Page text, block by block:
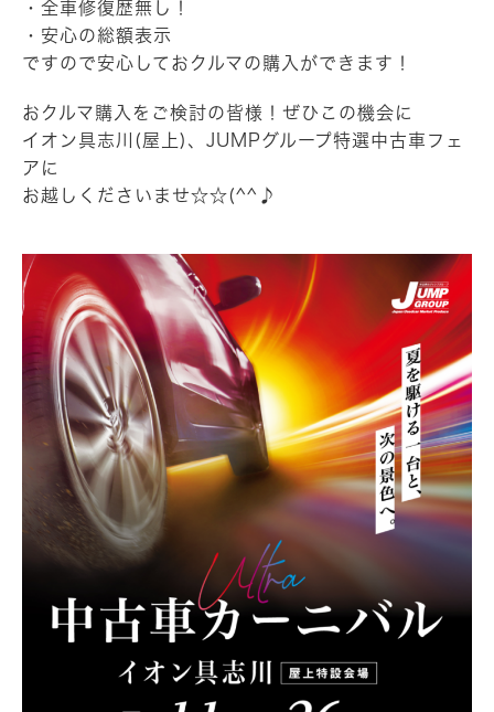
・全車修復歴無し！
・安心の総額表示
ですので安心しておクルマの購入ができます！
おクルマ購入をご検討の皆様！ぜひこの機会に
イオン具志川(屋上)、JUMPグループ特選中古車フェ
アに
お越しくださいませ☆☆(^^♪